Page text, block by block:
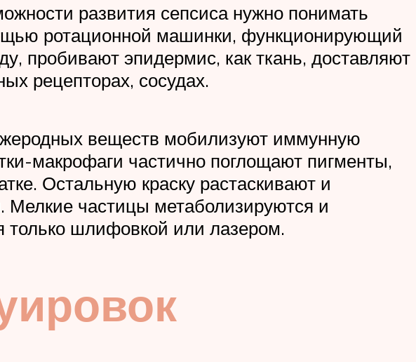
развития сепсиса нужно понимать
ротационной машинки, функционирующий
пробивают эпидермис, как ткань, доставляют
рецепторах, сосудах.
веществ мобилизуют иммунную
макрофаги частично поглощают пигменты,
Остальную краску растаскивают и
Мелкие частицы метаболизируются и
только шлифовкой или лазером.